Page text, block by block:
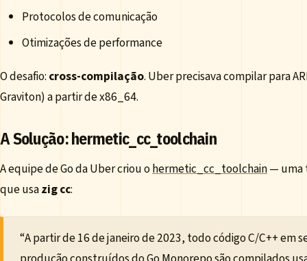
Protocolos de comunicação
Otimizações de performance
O desafio: cross-compilação. Uber precisava compilar para
Graviton) a partir de x86_64.
A Solução: hermetic_cc_toolchain
A equipe de Go da Uber criou ohermetic_cc_toolchain— uma
que usazig cc:
“A partir de 16 de janeiro de 2023, todo código C/C++ em